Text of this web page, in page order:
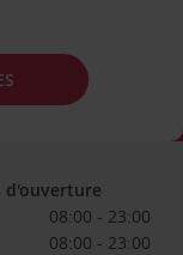
d'ouverture
08:00 - 23:00
08:00 - 23:00